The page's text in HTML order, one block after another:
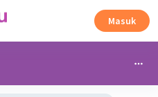
Masuk